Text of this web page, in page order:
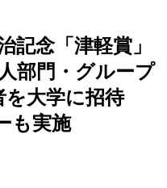
記念「津軽賞」
部門・グループ
を大学に招待
も実施